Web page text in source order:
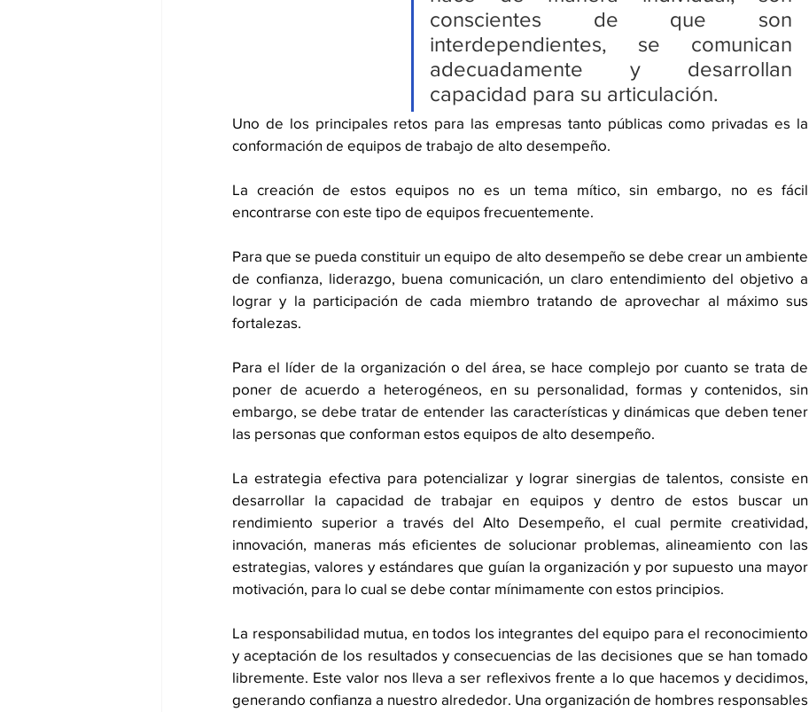
conscientes de que son
interdependientes, se comunican
adecuadamente y desarrollan
capacidad para su articulación.
Uno de los principales retos para las empresas tanto públicas como privadas es la
conformación de equipos de trabajo de alto desempeño.
La creación de estos equipos no es un tema mítico, sin embargo, no es fácil
encontrarse con este tipo de equipos frecuentemente.
Para que se pueda constituir un equipo de alto desempeño se debe crear un ambiente
de confianza, liderazgo, buena comunicación, un claro entendimiento del objetivo a
lograr y la participación de cada miembro tratando de aprovechar al máximo sus
fortalezas.
Para el líder de la organización o del área, se hace complejo por cuanto se trata de
poner de acuerdo a heterogéneos, en su personalidad, formas y contenidos, sin
embargo, se debe tratar de entender las características y dinámicas que deben tener
las personas que conforman estos equipos de alto desempeño.
La estrategia efectiva para potencializar y lograr sinergias de talentos, consiste en
desarrollar la capacidad de trabajar en equipos y dentro de estos buscar un
rendimiento superior a través del Alto Desempeño, el cual permite creatividad,
innovación, maneras más eficientes de solucionar problemas, alineamiento con las
estrategias, valores y estándares que guían la organización y por supuesto una mayor
motivación, para lo cual se debe contar mínimamente con estos principios.
La responsabilidad mutua, en todos los integrantes del equipo para el reconocimiento
y aceptación de los resultados y consecuencias de las decisiones que se han tomado
libremente. Este valor nos lleva a ser reflexivos frente a lo que hacemos y decidimos,
generando confianza a nuestro alrededor. Una organización de hombres responsables